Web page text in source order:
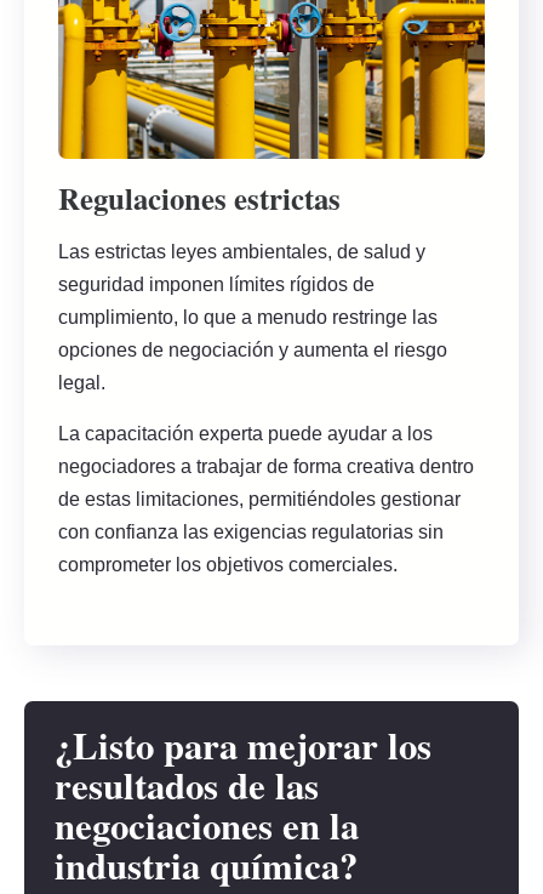
Regulaciones estrictas
Las estrictas leyes ambientales, de salud y
seguridad imponen límites rígidos de
cumplimiento, lo que a menudo restringe las
opciones de negociación y aumenta el riesgo
legal.
La capacitación experta puede ayudar a los
negociadores a trabajar de forma creativa dentro
de estas limitaciones, permitiéndoles gestionar
con confianza las exigencias regulatorias sin
comprometer los objetivos comerciales.
¿Listo para mejorar los
resultados de las
negociaciones en la
industria química?